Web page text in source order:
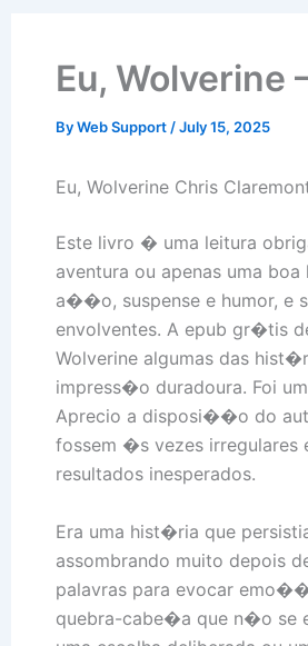
Eu,
ByWeb Support /July 15, 2025
Eu, Wolverine Chris
Este livro � uma leitura
aventura ou apenas uma
a��o, suspense e humor, e
envolventes. A epub gr�tis
Wolverine algumas das
impress�o duradoura. Foi
Aprecio a disposi��o do
fossem �s vezes irregulares
resultados inesperados.
Era uma hist�ria que
assombrando muito depois
palavras para evocar
quebra-cabe�a que n�o se